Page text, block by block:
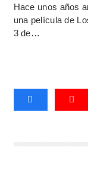
Hace unos años
una película de
3 de…